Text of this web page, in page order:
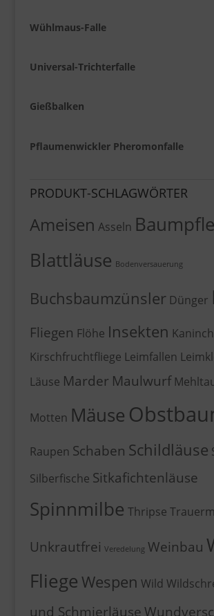
Wühlmaus-Falle
Universal-Trichterfalle
Gießbalken
Pflaumenwickler Pheromonfalle
PRODUKT-SCHLAGWÖRTER
Ameisen Asseln
Blattläuse Bodenversauerung
Buchsbaumzünsler Dünger
Fliegen Flöhe Insekten
Kirschfruchtfliege Leimfallen
Läuse Marder Maulwurf
Motten Mäuse
Raupen Schaben Schildläuse
Silberfische Sitkafichtenläuse
Spinnmilbe Thripse
Unkrautfrei Veredelung Weinbau
Fliege Wespen Wild
und Schmierläuse